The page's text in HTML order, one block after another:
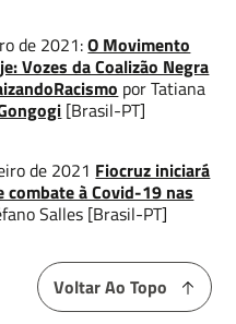
de 2021:O Movimento
Vozes da Coalizão Negra
por Tatiana
[Brasil-PT]
de 2021 Fiocruz iniciará
combate à Covid-19 nas
Salles [Brasil-PT]
Voltar Ao Topo